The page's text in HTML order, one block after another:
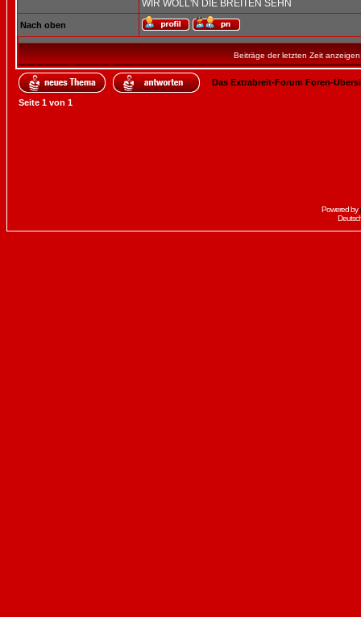
WIR WOLL'N DIE BREITEN SEHN
Nach oben
Beiträge der letzten Zeit
Das Extrabreit-Forum Foren-
Seite 1 von 1
Powered by